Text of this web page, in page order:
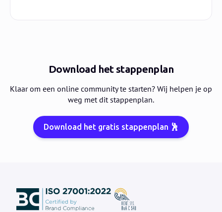
Download het stappenplan
Klaar om een online community te starten? Wij helpen je op
weg met dit stappenplan.
Download het gratis stappenplan 🕺